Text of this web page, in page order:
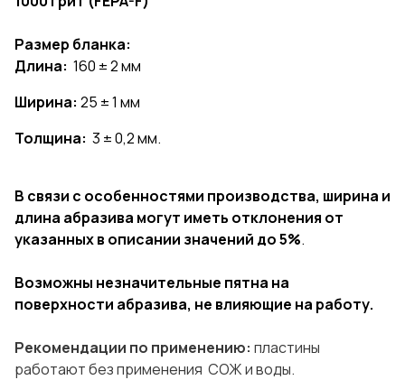
Размер бланка:
Длина: 160 ± 2 мм
Ширина: 25 ± 1 мм
Толщина: 3 ± 0,2 мм.
В связи с особенностями производства, ширина и
длина абразива могут иметь отклонения от
указанных в описании значений до 5%.
Возможны незначительные пятна на
поверхности абразива, не влияющие на работу.
Рекомендации по применению: пластины
работают без применения СОЖ и воды.